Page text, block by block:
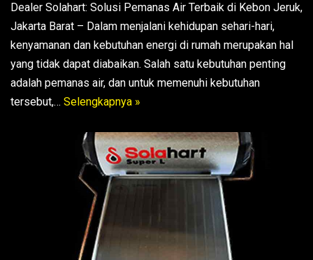
Dealer Solahart: Solusi Pemanas Air Terbaik di Kebon Jeruk,
Jakarta Barat – Dalam menjalani kehidupan sehari-hari,
kenyamanan dan kebutuhan energi di rumah merupakan hal
yang tidak dapat diabaikan. Salah satu kebutuhan penting
adalah pemanas air, dan untuk memenuhi kebutuhan
tersebut,… Selengkapnya »